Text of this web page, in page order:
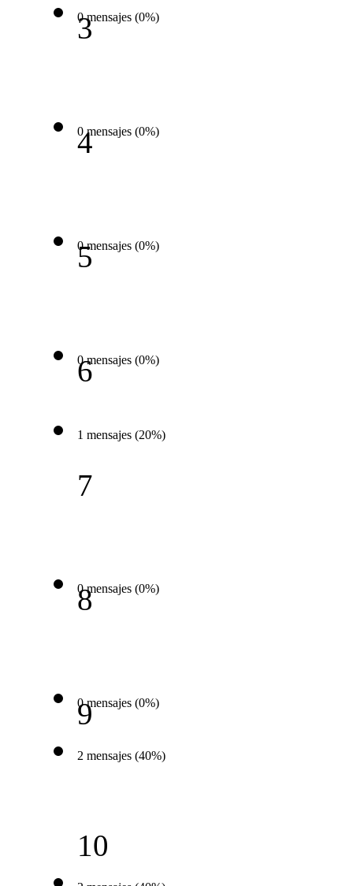
0 mensajes (0%)
3
0 mensajes (0%)
4
0 mensajes (0%)
5
0 mensajes (0%)
6
1 mensajes (20%)
7
0 mensajes (0%)
8
0 mensajes (0%)
9
2 mensajes (40%)
10